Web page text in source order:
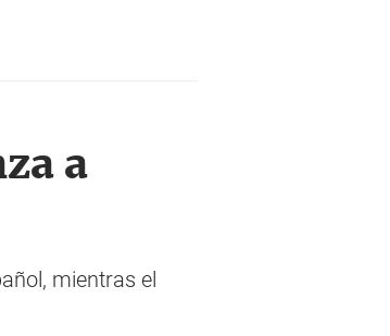
a
mientras el